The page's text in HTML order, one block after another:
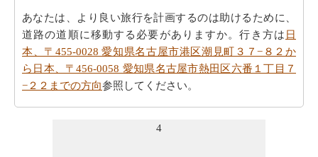
あなたは、より良い旅行を計画するのは助けるために、
道路の道順に移動する必要がありますか。行き方は 日
本、〒455-0028 愛知県名古屋市港区潮見町３７−８２か
ら日本、〒456-0058 愛知県名古屋市熱田区六番１丁目７
−２２までの方向参照してください。
から日本、〒456-0058 愛知県名古屋市熱田区六番１丁目
4